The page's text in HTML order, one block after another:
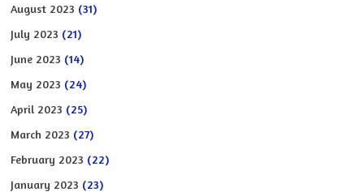
August 2023 (31)
July 2023 (21)
June 2023 (14)
May 2023 (24)
April 2023 (25)
March 2023 (27)
February 2023 (22)
January 2023 (23)